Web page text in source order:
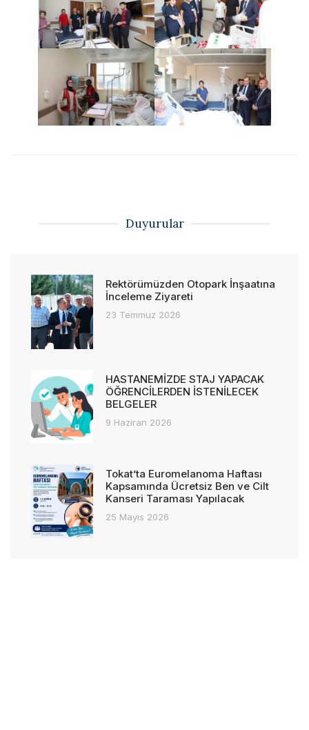
Duyurular
Rektörümüzden Otopark İnşaatına
İnceleme Ziyareti
23 Temmuz 2026
HASTANEMİZDE STAJ YAPACAK
ÖĞRENCİLERDEN İSTENİLECEK
BELGELER
9 Haziran 2026
Tokat’ta Euromelanoma Haftası
Kapsamında Ücretsiz Ben ve Cilt
Kanseri Taraması Yapılacak
25 Mayıs 2026